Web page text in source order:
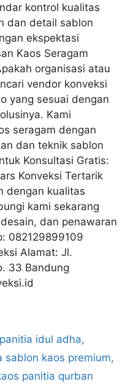
kontrol kualitas
dan detail sablon
ekspektasi
Kaos Seragam
organisasi atau
vendor konveksi
yang sesuai dengan
Kami
seragam dengan
dan teknik sablon
Konsultasi Gratis:
Konveksi Tertarik
dengan kualitas
kami sekarang
dan penawaran
082129899109
Alamat: Jl.
33 Bandung
idul adha,
sablon kaos premium,
panitia qurban